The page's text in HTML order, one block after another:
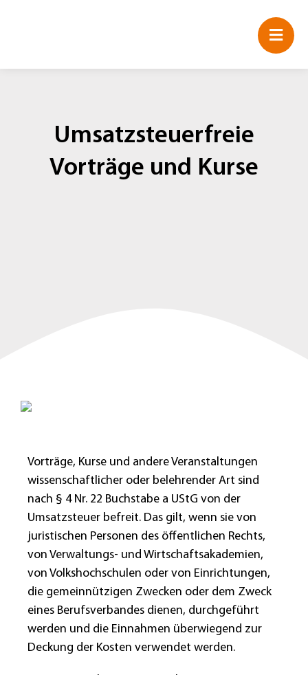
Umsatzsteuerfreie
Vorträge und Kurse
Vorträge, Kurse und andere Veranstaltungen
wissenschaftlicher oder belehrender Art sind
nach § 4 Nr. 22 Buchstabe a UStG von der
Umsatzsteuer befreit. Das gilt, wenn sie von
juristischen Personen des öffentlichen Rechts,
von Verwaltungs- und Wirtschaftsakademien,
von Volkshochschulen oder von Einrichtungen,
die gemeinnützigen Zwecken oder dem Zweck
eines Berufsverbandes dienen, durchgeführt
werden und die Einnahmen überwiegend zur
Deckung der Kosten verwendet werden.